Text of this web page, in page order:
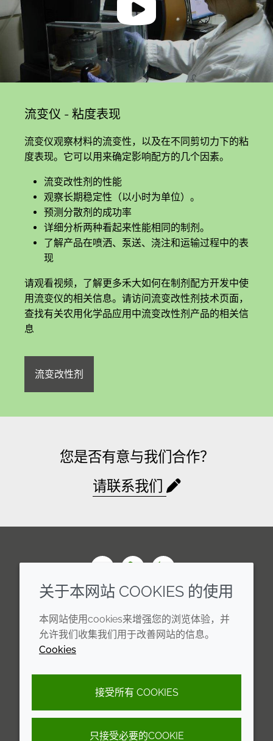
流变仪 - 粘度表现
流变仪观察材料的流变性，以及在不同剪切力下的粘
度表现。它可以用来确定影响配方的几个因素。
流变改性剂的性能
观察长期稳定性（以小时为单位）。
预测分散剂的成功率
详细分析两种看起来性能相同的制剂。
了解产品在喷洒、泵送、浇注和运输过程中的表
现
请观看视频，了解更多禾大如何在制剂配方开发中使
用流变仪的相关信息。请访问流变改性剂技术页面，
查找有关农用化学品应用中流变改性剂产品的相关信
息
流变改性剂
您是否有意与我们合作？
请联系我们
企业
年度报告
可持续发展报告
禾大集团
法律信息
条款和条件
隐私政策
可访问性声明
关于本网站 COOKIES 的使用
本网站使用cookies来增强您的浏览体验，并
允许我们收集我们用于改善网站的信息。
Cookies
接受所有 COOKIES
只接受必要的COOKIE